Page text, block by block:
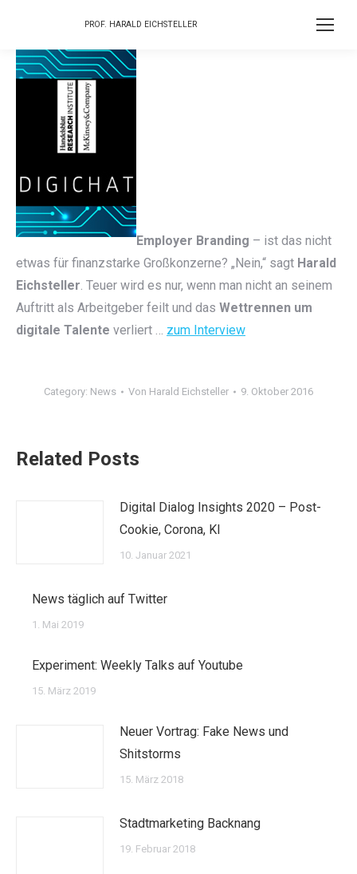
PROF. HARALD EICHSTELLER
Employer Branding – ist das nicht
etwas für finanzstarke Großkonzerne? „Nein,“ sagt Harald
Eichsteller. Teuer wird es nur, wenn man nicht an seinem
Auftritt als Arbeitgeber feilt und das Wettrennen um
digitale Talente verliert … zum Interview
Category: News Von Harald Eichsteller 9. Oktober 2016
Related Posts
Digital Dialog Insights 2020 – Post-
Cookie, Corona, KI
10. Januar 2021
News täglich auf Twitter
1. Mai 2019
Experiment: Weekly Talks auf Youtube
15. März 2019
Neuer Vortrag: Fake News und
Shitstorms
15. März 2018
Stadtmarketing Backnang
19. Februar 2018